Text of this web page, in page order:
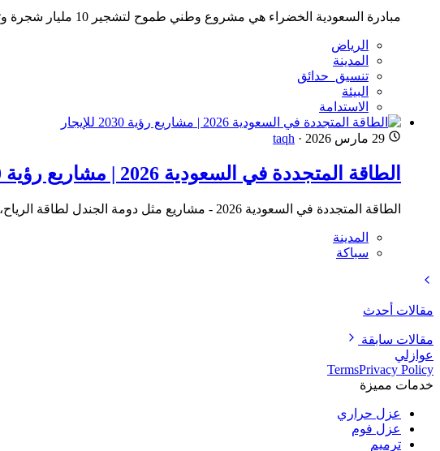
مبادرة السعودية الخضراء هي مشروع وطني طموح لتشجير 10 مليار شجرة وتحقيق الحياد الصفري 2060. تعرف على أهداف المبادرة، إنجازاتها، وكيفية المشاركة في تحقيق رؤية السعودية 2030 البيئية.
الرياض
المدينة
تنسيق_حدائق
البيئة
الاستدامة
29 مارس 2026 ·
taqh
الطاقة المتجددة في السعودية 2026 | مشاريع رؤية 2030 للإيجار
الطاقة المتجددة في السعودية 2026 - مشاريع مثل دومة الجندل لطاقة الرياح، الطاقة الشمسية، ومصنع إنتاج الألواح الشمسية ضمن رؤية 2030 لتحقيق الاستدامة
المدينة
سباكة
مقالات أحدث
مقالات سابقة
عوازلي
TermsPrivacy Policy
خدمات مميزة
عزل حراري
عزل فوم
ترميم